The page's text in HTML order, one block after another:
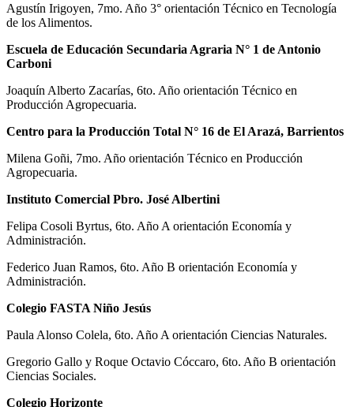
Agustín Irigoyen, 7mo. Año 3° orientación Técnico en Tecnología
de los Alimentos.
Escuela de Educación Secundaria Agraria N° 1 de Antonio
Carboni
Joaquín Alberto Zacarías, 6to. Año orientación Técnico en
Producción Agropecuaria.
Centro para la Producción Total N° 16 de El Arazá, Barrientos
Milena Goñi, 7mo. Año orientación Técnico en Producción
Agropecuaria.
Instituto Comercial Pbro. José Albertini
Felipa Cosoli Byrtus, 6to. Año A orientación Economía y
Administración.
Federico Juan Ramos, 6to. Año B orientación Economía y
Administración.
Colegio FASTA Niño Jesús
Paula Alonso Colela, 6to. Año A orientación Ciencias Naturales.
Gregorio Gallo y Roque Octavio Cóccaro, 6to. Año B orientación
Ciencias Sociales.
Colegio Horizonte